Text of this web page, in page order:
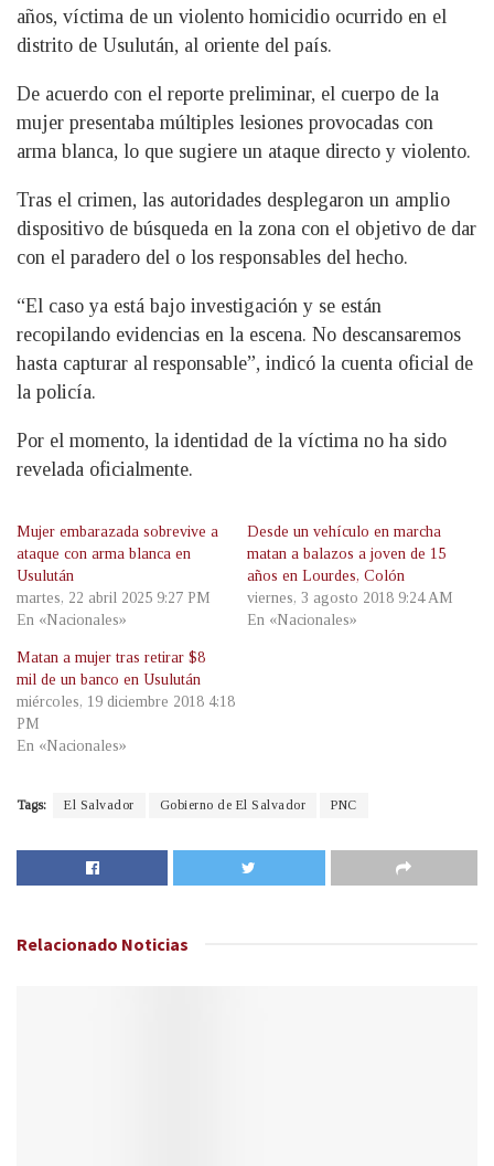
años, víctima de un violento homicidio ocurrido en el
distrito de Usulután, al oriente del país.
De acuerdo con el reporte preliminar, el cuerpo de la
mujer presentaba múltiples lesiones provocadas con
arma blanca, lo que sugiere un ataque directo y violento.
Tras el crimen, las autoridades desplegaron un amplio
dispositivo de búsqueda en la zona con el objetivo de dar
con el paradero del o los responsables del hecho.
“El caso ya está bajo investigación y se están
recopilando evidencias en la escena. No descansaremos
hasta capturar al responsable”, indicó la cuenta oficial de
la policía.
Por el momento, la identidad de la víctima no ha sido
revelada oficialmente.
Mujer embarazada sobrevive a
ataque con arma blanca en
Usulután
martes, 22 abril 2025 9:27 PM
En «Nacionales»
Desde un vehículo en marcha
matan a balazos a joven de 15
años en Lourdes, Colón
viernes, 3 agosto 2018 9:24 AM
En «Nacionales»
Matan a mujer tras retirar $8
mil de un banco en Usulután
miércoles, 19 diciembre 2018 4:18
PM
En «Nacionales»
Tags: El Salvador Gobierno de El Salvador PNC
Relacionado Noticias